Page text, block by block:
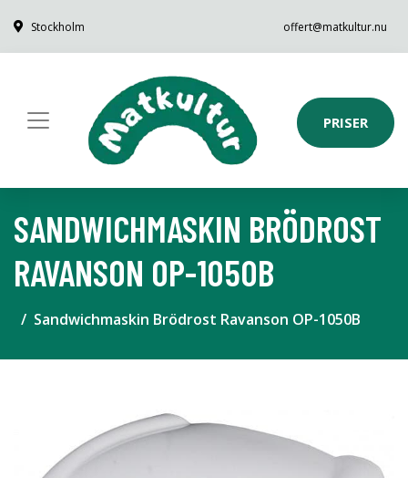
Stockholm offert@matkultur.nu
PRISER
SANDWICHMASKIN BRÖDROST
RAVANSON OP-1050B
Sandwichmaskin Brödrost Ravanson OP-1050B